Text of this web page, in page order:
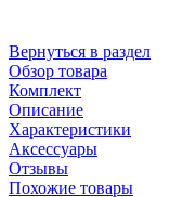
Вернуться в раздел
Обзор товара
Комплект
Описание
Характеристики
Аксессуары
Отзывы
Похожие товары